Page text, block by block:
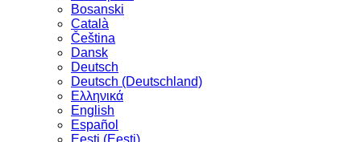
Bosanski
Сatalà
Čeština
Dansk
Deutsch
Deutsch (Deutschland)
Ελληνικά
English
Español
Eesti (Eesti)